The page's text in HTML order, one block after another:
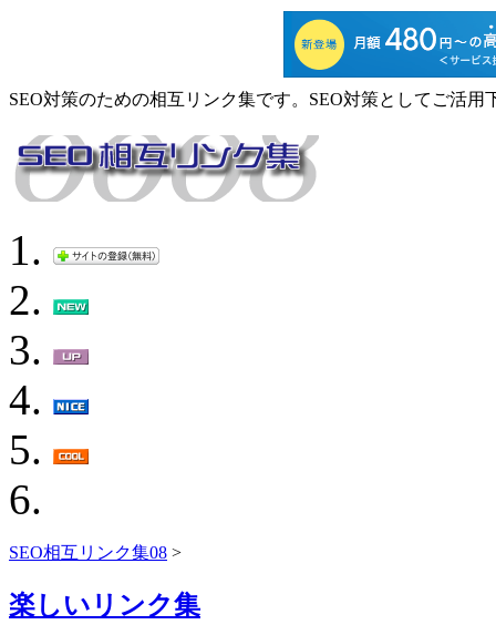
SEO対策のための相互リンク集です。SEO対策としてご活用
SEO相互リンク集08 >
楽しいリンク集